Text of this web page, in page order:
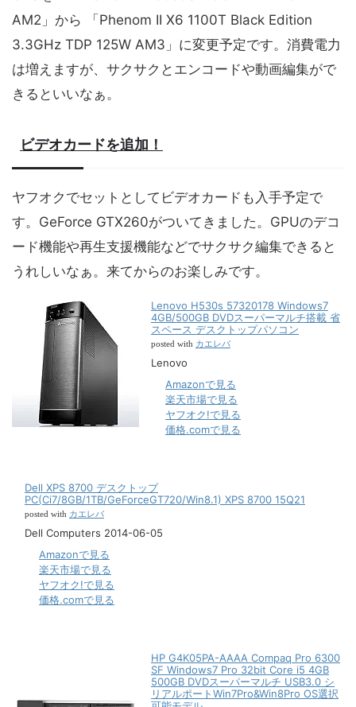
AM2」から 「Phenom II X6 1100T Black Edition
3.3GHz TDP 125W AM3」に変更予定です。消費電力
は増えますが、サクサクとエンコードや動画編集がで
きるといいなぁ。
ビデオカードを追加！
ヤフオクでセットとしてビデオカードも入手予定で
す。GeForce GTX260がついてきました。GPUのデコ
ード機能や再生支援機能などでサクサク編集できると
うれしいなぁ。来てからのお楽しみです。
Lenovo H530s 57320178 Windows7
4GB/500GB DVDスーパーマルチ搭載 省
スペース デスクトップパソコン
posted with カエレバ
Lenovo
Amazonで見る
楽天市場で見る
ヤフオク!で見る
価格.comで見る
Dell XPS 8700 デスクトップ
PC(Ci7/8GB/1TB/GeForceGT720/Win8.1) XPS 8700 15Q21
posted with カエレバ
Dell Computers 2014-06-05
Amazonで見る
楽天市場で見る
ヤフオク!で見る
価格.comで見る
HP G4K05PA-AAAA Compaq Pro 6300
SF Windows7 Pro 32bit Core i5 4GB
500GB DVDスーパーマルチ USB3.0 シ
リアルポートWin7Pro&Win8Pro OS選択